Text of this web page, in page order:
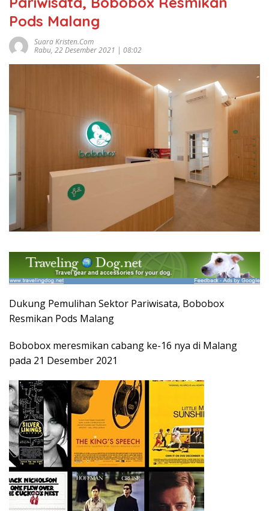
Pods Malang
Suara Kristen.com
Rabu, 22 Desember 2021 | 08:02
Dukung Pemulihan Sektor Pariwisata, Bobobox
Resmikan Pods Malang
Bobobox meresmikan cabang ke-16 nya di Malang
pada 21 Desember 2021